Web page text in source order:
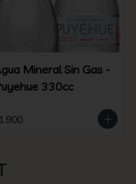
Mineral Sin Gas -
330cc